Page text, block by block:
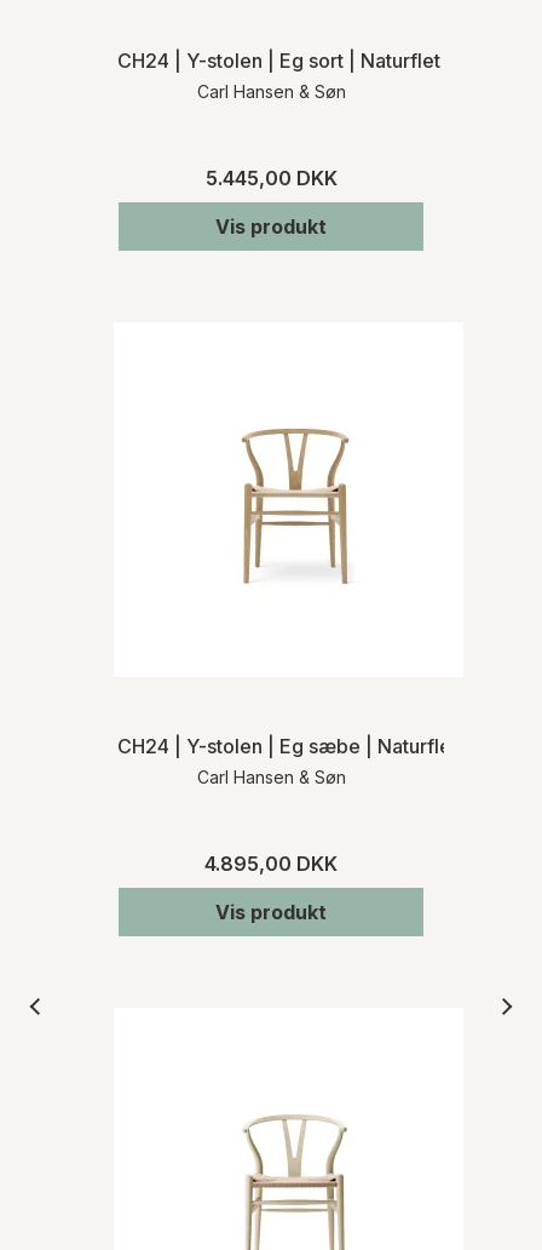
CH24 | Y-stolen | Eg sort | Naturflet | MH
Carl Hansen & Søn
5.445,00 DKK
Vis produkt
CH24 | Y-stolen | Eg sæbe | Naturflet | MH
Carl Hansen & Søn
4.895,00 DKK
Vis produkt